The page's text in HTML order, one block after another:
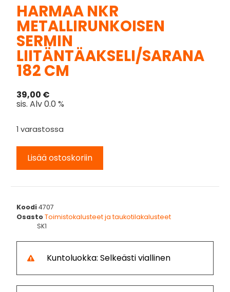
HARMAA NKR
METALLIRUNKOISEN
SERMIN
LIITÄNTÄAKSELI/SARANA
182 CM
39,00 €
sis. Alv 0.0 %
1 varastossa
Lisää ostoskoriin
Koodi4707
OsastoToimistokalusteet ja taukotilakalusteet
SK1
Kuntoluokka: Selkeästi viallinen